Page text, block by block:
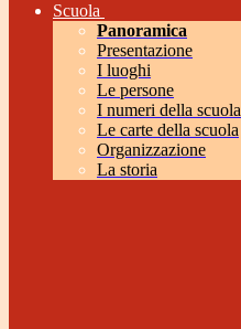
Scuola
Panoramica
Presentazione
I luoghi
Le persone
I numeri della scuola
Le carte della scuola
Organizzazione
La storia